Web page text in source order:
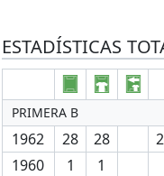
ESTADÍSTICAS
PRIMERA B
1962 28 28
1960
1 1